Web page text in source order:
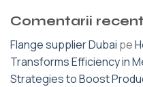
Comentarii
Flange supplier Dubai pe
Transforms Efficiency in
Strategies to Boost